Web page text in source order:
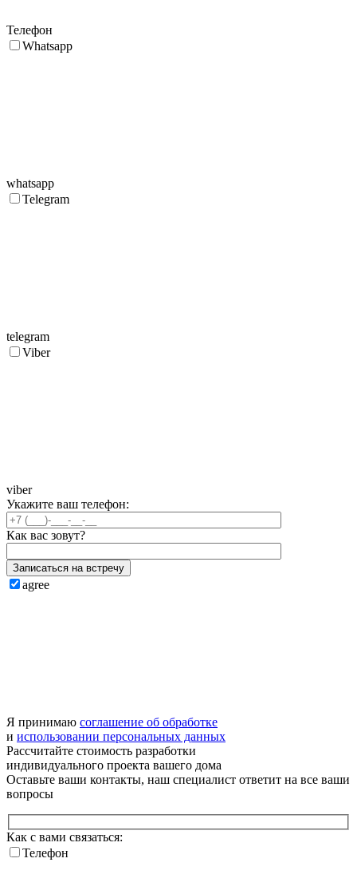
Телефон
Whatsapp
whatsapp
Telegram
telegram
Viber
viber
Укажите ваш телефон:
Как вас зовут?
Записаться на встречу
agree
Я принимаю соглашение об обработке
и использовании персональных данных
Рассчитайте стоимость разработки
индивидуального проекта вашего дома
Оставьте ваши контакты, наш специалист ответит на все ваши
вопросы
Как с вами связаться:
Телефон